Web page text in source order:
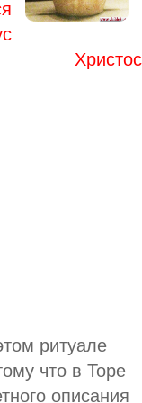
Христос
ритуале
что в Торе
описания